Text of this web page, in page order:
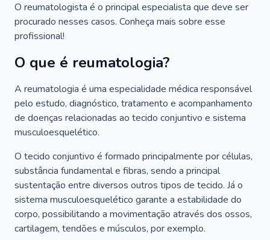
O reumatologista é o principal especialista que deve ser
procurado nesses casos. Conheça mais sobre esse
profissional!
O que é reumatologia?
A reumatologia é uma especialidade médica responsável
pelo estudo, diagnóstico, tratamento e acompanhamento
de doenças relacionadas ao tecido conjuntivo e sistema
musculoesquelético.
O tecido conjuntivo é formado principalmente por células,
substância fundamental e fibras, sendo a principal
sustentação entre diversos outros tipos de tecido. Já o
sistema musculoesquelético garante a estabilidade do
corpo, possibilitando a movimentação através dos ossos,
cartilagem, tendões e músculos, por exemplo.